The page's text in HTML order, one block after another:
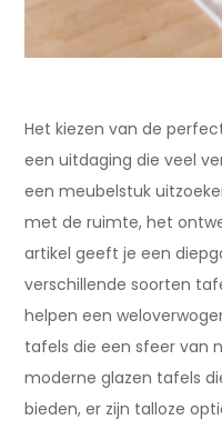
Het kiezen van de
een uitdaging die veel
een meubelstuk
met de ruimte, het
artikel geeft je een
verschillende soorten
helpen een
tafels die een sfeer van
moderne glazen tafels
bieden, er zijn talloze